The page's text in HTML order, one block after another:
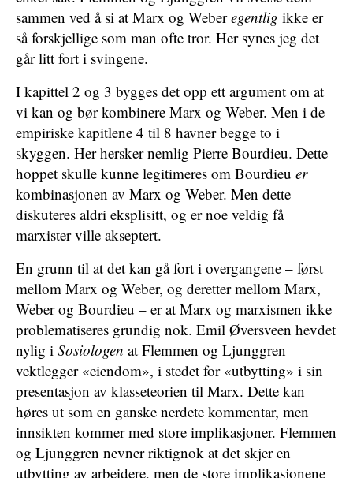
sammen ved å si at Marx og Weberegentlig ikke er
så forskjellige som man ofte tror. Her synes jeg det
går litt fort i svingene.
I kapittel 2 og 3 bygges det opp ett argument om at
vi kan og bør kombinere Marx og Weber. Men i de
empiriske kapitlene 4 til 8 havner begge to i
skyggen. Her hersker nemlig Pierre Bourdieu. Dette
hoppet skulle kunne legitimeres om Bourdieu er
kombinasjonen av Marx og Weber. Men dette
diskuteres aldri eksplisitt, og er noe veldig få
marxister ville akseptert.
En grunn til at det kan gå fort i overgangene – først
mellom Marx og Weber, og deretter mellom Marx,
Weber og Bourdieu – er at Marx og marxismen ikke
problematiseres grundig nok. Emil Øversveen hevdet
nylig i Sosiologen at Flemmen og Ljunggren
vektlegger «eiendom», i stedet for «utbytting» i sin
presentasjon av klasseteorien til Marx. Dette kan
høres ut som en ganske nerdete kommentar, men
innsikten kommer med store implikasjoner. Flemmen
og Ljunggren nevner riktignok at det skjer en
utbytting av arbeidere, men de store implikasjonene